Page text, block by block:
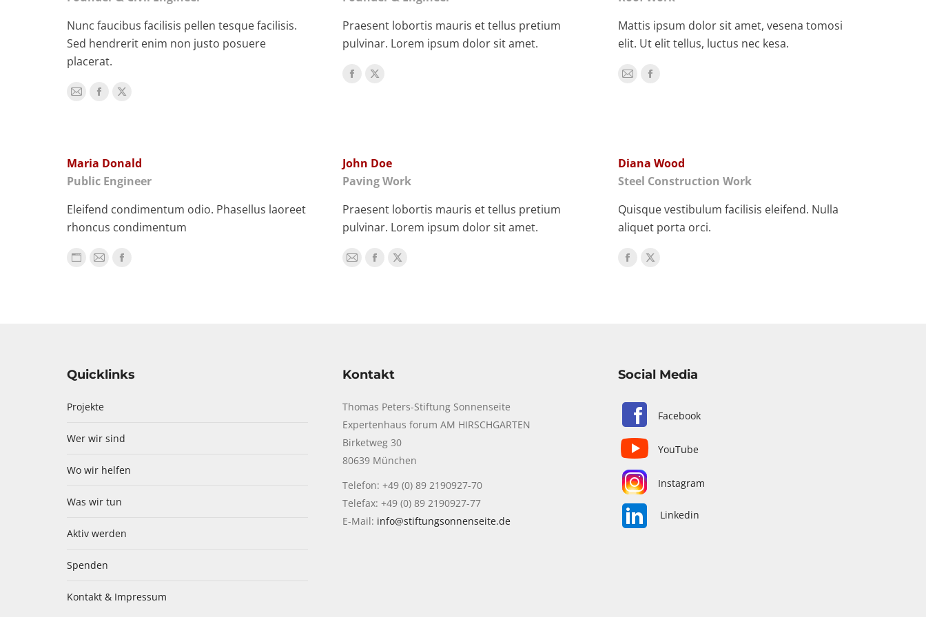
Nunc faucibus facilisis pellen tesque facilisis.
Sed hendrerit enim non justo posuere
placerat.
E-
Facebook
X
Praesent lobortis mauris et tellus pretium
pulvinar. Lorem ipsum dolor sit amet.
Facebook
X
Mattis ipsum dolor sit amet, vesena tomosi
elit. Ut elit tellus, luctus nec kesa.
E-
Facebook
Maria Donald
Public Engineer
Eleifend condimentum odio. Phasellus laoreet
rhoncus condimentum
Persönlicher
E-
Facebook
John Doe
Paving Work
Praesent lobortis mauris et tellus pretium
pulvinar. Lorem ipsum dolor sit amet.
E-
Facebook
X
Diana Wood
Steel Construction Work
Quisque vestibulum facilisis eleifend. Nulla
aliquet porta orci.
Facebook
X
Quicklinks
Projekte
Wer wir sind
Wo wir helfen
Was wir tun
Aktiv werden
Spenden
Kontakt & Impressum
Kontakt
Thomas Peters-Stiftung Sonnenseite
Expertenhaus forum AM HIRSCHGARTEN
Birketweg 30
80639 München
Telefon: +49 (0) 89 2190927-70
Telefax: +49 (0) 89 2190927-77
E-Mail: info@stiftungsonnenseite.de
Social Media
Facebook
YouTube
Instagram
Linkedin